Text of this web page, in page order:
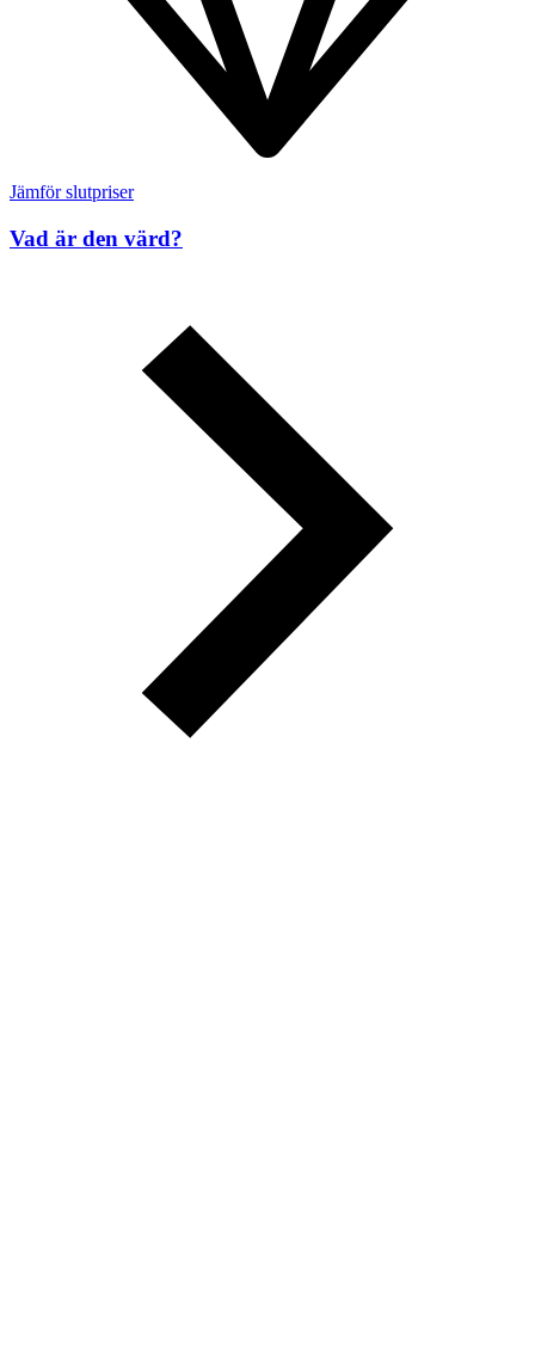
Jämför slutpriser
Vad är den värd?